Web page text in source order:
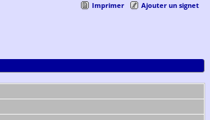
Imprimer Ajouter un signet